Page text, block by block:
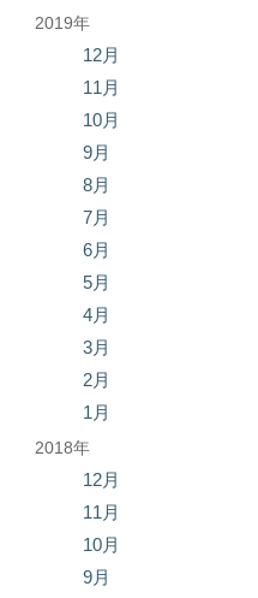
2019年
12月
11月
10月
9月
8月
7月
6月
5月
4月
3月
2月
1月
2018年
12月
11月
10月
9月